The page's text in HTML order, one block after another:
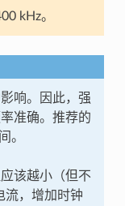
kHz。
响。因此，强
准确。推荐的
。
该越小（但不
流，增加时钟